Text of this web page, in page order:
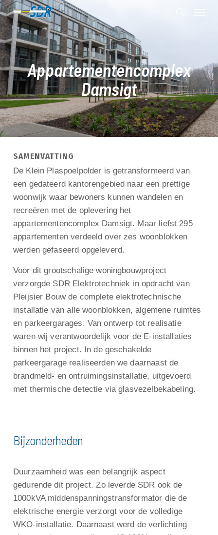
Skip
to
main
content
Appartementencomplex
Damsigt
SAMENVATTING
De Klein Plaspoelpolder is getransformeerd van
een gedateerd kantorengebied naar een prettige
woonwijk waar bewoners kunnen wandelen en
recreëren met de oplevering het
appartementencomplex Damsigt. Maar liefst 295
appartementen verdeeld over zes woonblokken
werden gefaseerd opgeleverd.
Voor dit grootschalige woningbouwproject
verzorgde SDR Elektrotechniek in opdracht van
Pleijsier Bouw de complete elektrotechnische
installatie van alle woonblokken, algemene ruimtes
en parkeergarages. Van ontwerp tot realisatie
waren wij verantwoordelijk voor de E-installaties
binnen het project. In de geschakelde
parkeergarage realiseerden we daarnaast de
brandmeld- en ontruimingsinstallatie, uitgevoerd
met thermische detectie via glasvezelbekabeling.
Bijzonderheden
Duurzaamheid was een belangrijk aspect
gedurende dit project. Zo leverde SDR ook de
1000kVA middenspanningstransformator die de
elektrische energie verzorgt voor de volledige
WKO-installatie. Daarnaast werd de verlichting